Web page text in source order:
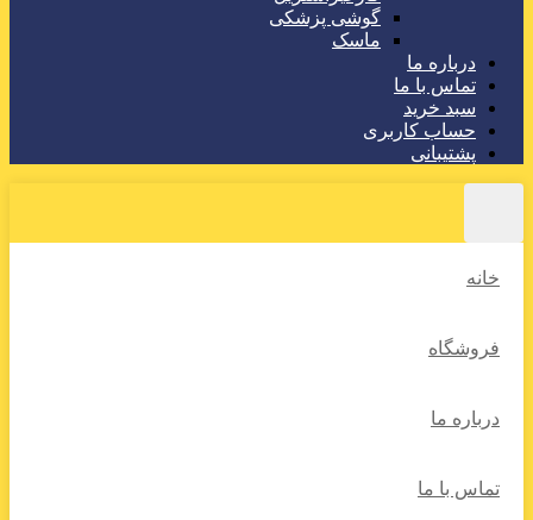
گوشی پزشکی
ماسک
درباره ما
تماس با ما
سبد خرید
حساب کاربری
پشتیبانی
خانه
فروشگاه
درباره ما
تماس با ما